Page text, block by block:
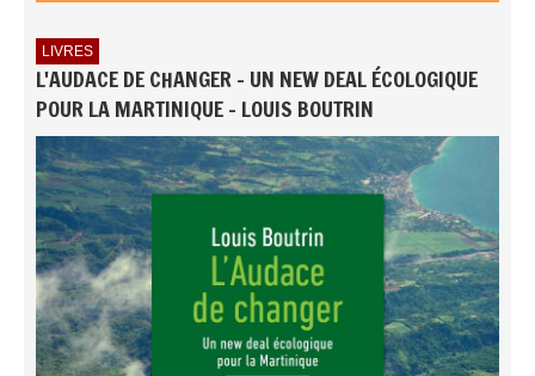
LIVRES
L'AUDACE DE CHANGER - UN NEW DEAL ÉCOLOGIQUE
POUR LA MARTINIQUE - LOUIS BOUTRIN